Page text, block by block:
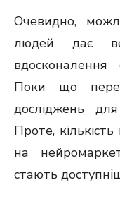
Очевидно,
людей дає
Поки що
досліджень
Проте, кількість
на
стають